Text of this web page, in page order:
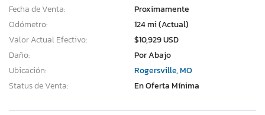
Fecha de Venta:
Proximamente
Odómetro:
124 mi (Actual)
Valor Actual Efectivo:
$10,929 USD
Daño:
Por Abajo
Ubicación:
Rogersville, MO
Status de Venta:
En Oferta Mínima